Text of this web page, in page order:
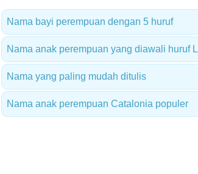
Nama bayi perempuan dengan 5 huruf
Nama anak perempuan yang diawali huruf L
Nama yang paling mudah ditulis
Nama anak perempuan Catalonia populer